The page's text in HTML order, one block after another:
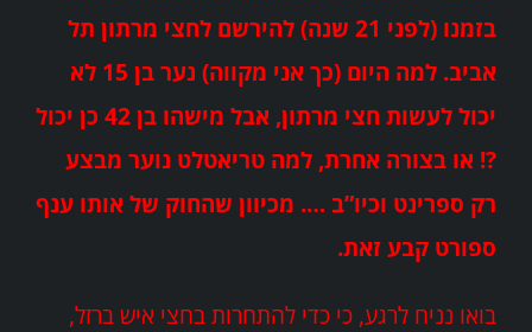
בזמנו (לפני 21 שנה) להירשם לחצי מרתון תל
אביב. למה היום (כך אני מקווה) נער בן 15 לא
יכול לעשות חצי מרתון, אבל מישהו בן 42 כן יכול
?! או בצורה אחרת, למה טריאטלט נוער מבצע
רק ספרינט וכיו”ב …. מכיוון שהחוק של אותו ענף
ספורט קבע זאת.
בואו נניח לרגע, כי כדי להתחרות בחצי איש ברזל,